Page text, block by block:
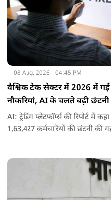
08 Aug, 2026 04:45 PM
वैश्विक टेक सेक्टर में 2026 में
नौकरियां, AI के चलते बढ़ी छंटनी
AI: ट्रेडिंग प्लेटफॉर्म्स की रिपोर्ट में
1,63,427 कर्मचारियों की छंटनी की